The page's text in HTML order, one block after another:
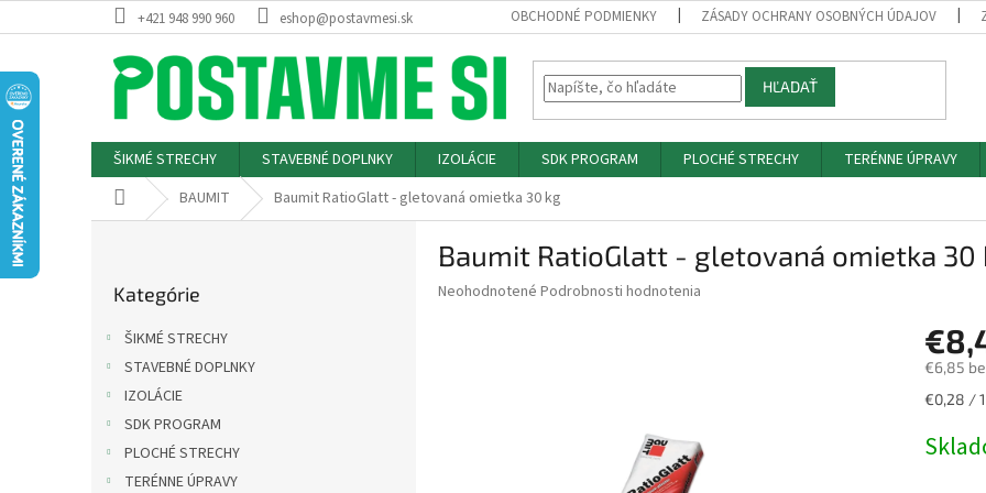
na
+421 948 990 960 eshop@postavmesi.sk OBCHODNÉ PODMIENKY ZÁSADY OCHRANY OSOBNÝCH ÚDAJOV
HĽADAŤ
ŠIKMÉ STRECHY STAVEBNÉ DOPLNKY IZOLÁCIE SDK PROGRAM PLOCHÉ STRECHY TERÉNNE ÚPRAVY
DomovBAUMIT Baumit RatioGlatt - gletovaná omietka 30 kg
kategórie
Kategórie
ŠIKMÉ STRECHY
STAVEBNÉ DOPLNKY
IZOLÁCIE
SDK PROGRAM
PLOCHÉ STRECHY
TERÉNNE ÚPRAVY
Baumit RatioGlatt - gletovaná omietka 30
Priemerné
Neohodnotené Podrobnosti hodnotenia
€6,85
€0,28 /